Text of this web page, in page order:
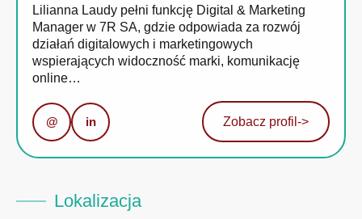
Lilianna Laudy pełni funkcję Digital & Marketing
Manager w 7R SA, gdzie odpowiada za rozwój
działań digitalowych i marketingowych
wspierających widoczność marki, komunikację
online…
@ in Zobacz profil ->
Lokalizacja